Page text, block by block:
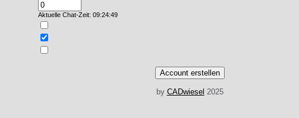
Aktuelle Chat-Zeit: 09:24:49
by CADwiesel 2025